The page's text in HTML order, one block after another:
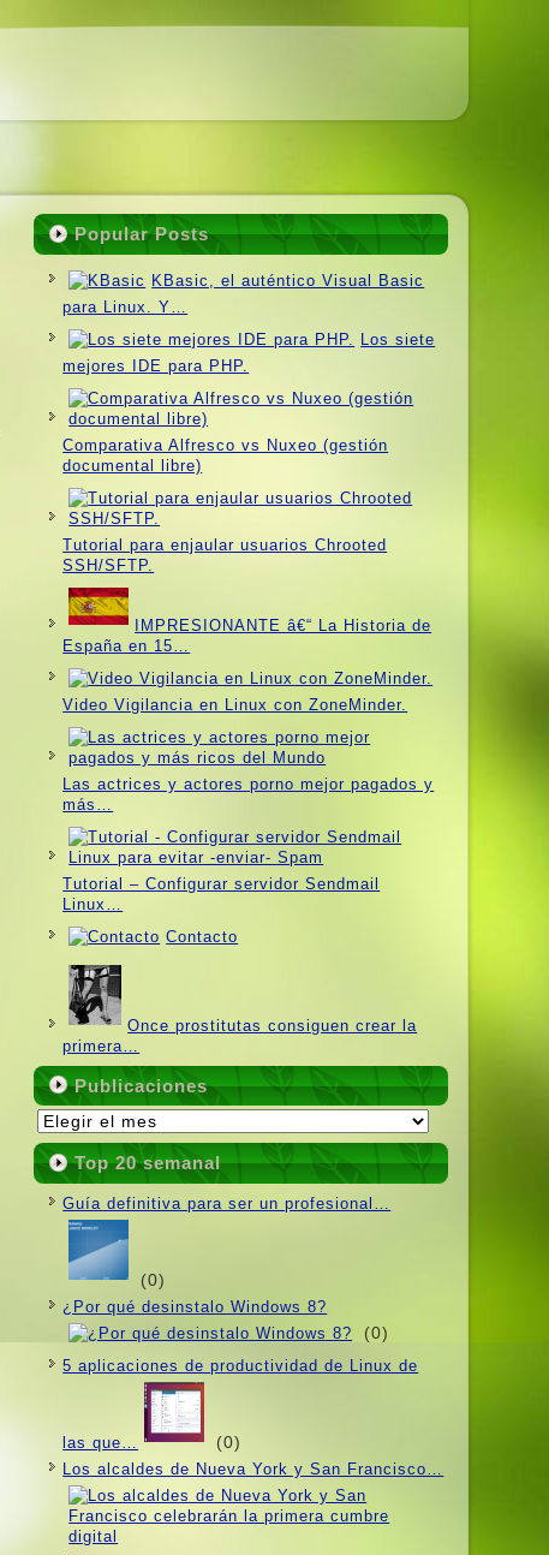
Popular Posts
KBasic, el auténtico Visual Basic
para Linux. Y…
Los siete
mejores IDE para PHP.
Comparativa Alfresco vs Nuxeo (gestión
documental libre)
Tutorial para enjaular usuarios Chrooted
SSH/SFTP.
IMPRESIONANTE â€“ La Historia de
España en 15…
Video Vigilancia en Linux con ZoneMinder.
Las actrices y actores porno mejor pagados y
más…
Tutorial – Configurar servidor Sendmail
Linux…
Contacto
Once prostitutas consiguen crear la
primera…
Publicaciones
Publicaciones
Top 20 semanal
Guí­a definitiva para ser un profesional…
(0)
¿Por qué desinstalo Windows 8?
(0)
5 aplicaciones de productividad de Linux de
las que… (0)
Los alcaldes de Nueva York y San Francisco…